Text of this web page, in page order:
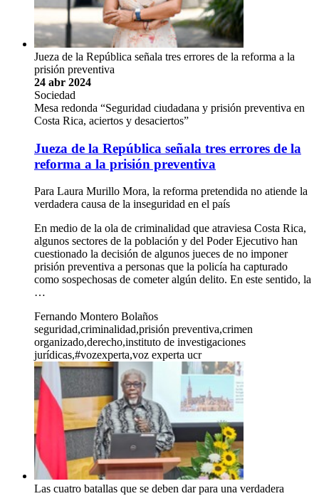
Jueza de la República señala tres errores de la reforma a la
prisión preventiva
24 abr 2024
Sociedad
Mesa redonda “Seguridad ciudadana y prisión preventiva en
Costa Rica, aciertos y desaciertos”
Jueza de la República señala tres errores de la
reforma a la prisión preventiva
Para Laura Murillo Mora, la reforma pretendida no atiende la
verdadera causa de la inseguridad en el país
En medio de la ola de criminalidad que atraviesa Costa Rica,
algunos sectores de la población y del Poder Ejecutivo han
cuestionado la decisión de algunos jueces de no imponer
prisión preventiva a personas que la policía ha capturado
como sospechosas de cometer algún delito. En este sentido, la
…
Fernando Montero Bolaños
seguridad,criminalidad,prisión preventiva,crimen
organizado,derecho,instituto de investigaciones
jurídicas,#vozexperta,voz experta ucr
Las cuatro batallas que se deben dar para una verdadera